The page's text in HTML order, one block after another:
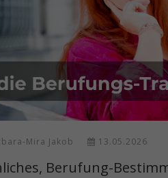
Mira Jakob 13.05.2026
Berufung-